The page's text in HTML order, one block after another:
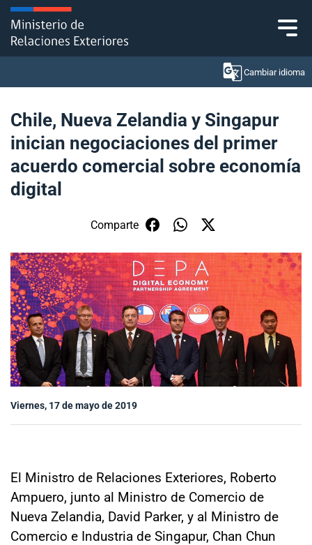
Click acá para ir directamente al contenido
Cambiar idioma
Ministerio
Política Exterior
Subsecretaría de Relaciones Económicas
Internacionales
Sala de prensa
modo claro
Chile, Nueva Zelandia y Singapur
inician negociaciones del primer
acuerdo comercial sobre economía
digital
Comparte
Viernes, 17 de mayo de 2019
El Ministro de Relaciones Exteriores, Roberto
Ampuero, junto al Ministro de Comercio de
Nueva Zelandia, David Parker, y al Ministro de
Comercio e Industria de Singapur, Chan Chun